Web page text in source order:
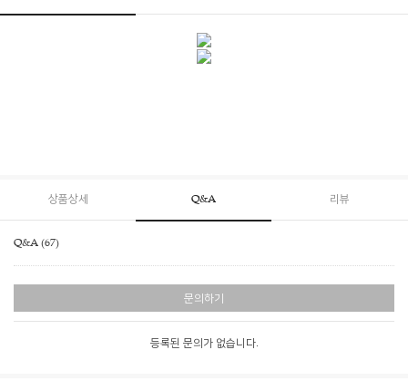
상품상세 Q&A 리뷰
Q&A (67)
문의하기
등록된 문의가 없습니다.